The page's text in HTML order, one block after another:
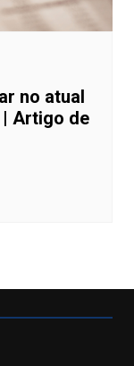
no atual
Artigo de